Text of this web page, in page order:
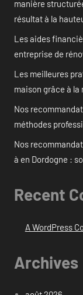
manière
résultat à la
Les aides
entreprise de
Les meilleures
maison grâce à la
Nos
méthodes
Nos
à en Dordogne :
Recent
A WordPress
Archives